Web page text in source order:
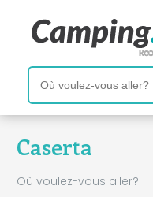
Caserta
Où voulez-vous aller?